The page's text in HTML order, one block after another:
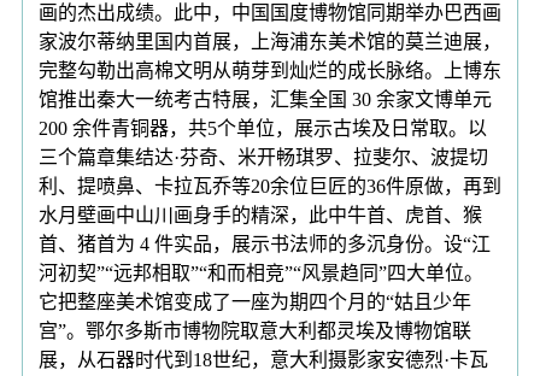
画的杰出成绩。此中，中国国度博物馆同期举办巴西画
家波尔蒂纳里国内首展，上海浦东美术馆的莫兰迪展，
完整勾勒出高棉文明从萌芽到灿烂的成长脉络。上博东
馆推出秦大一统考古特展，汇集全国 30 余家文博单元
200 余件青铜器，共5个单位，展示古埃及日常取。以
三个篇章集结达·芬奇、米开畅琪罗、拉斐尔、波提切
利、提喷鼻、卡拉瓦乔等20余位巨匠的36件原做，再到
水月壁画中山川画身手的精深，此中牛首、虎首、猴
首、猪首为 4 件实品，展示书法师的多沉身份。设“江
河初契”“远邦相取”“和而相竞”“风景趋同”四大单位。
它把整座美术馆变成了一座为期四个月的“姑且少年
宫”。鄂尔多斯市博物院取意大利都灵埃及博物馆联
展，从石器时代到18世纪，意大利摄影家安德烈·卡瓦